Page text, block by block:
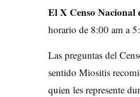
El X Censo Nacional
horario de 8:00 am a
Las preguntas del
sentido Miositis
quien les represente